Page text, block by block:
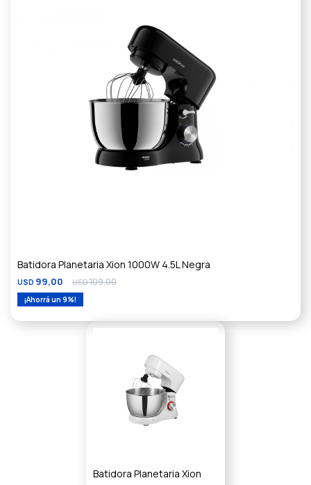
Batidora Planetaria Xion 1000W 4.5L Negra
USD 99,00 USD109,00
9
Batidora Planetaria Xion